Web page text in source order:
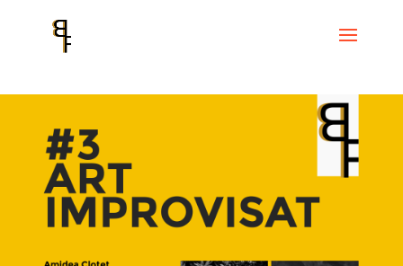
CICLE ART IMPROVISAT #
3 FREE IMPRO BARCELONA